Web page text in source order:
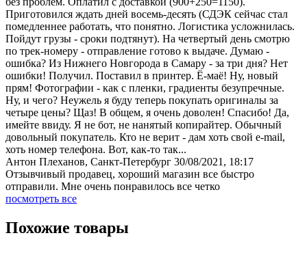
Приготовился ждать дней восемь-десять (СДЭК сейчас стал
помедленнее работать, что понятно. Логистика усложнилась.
Пойдут грузы - сроки подтянут). На четвертый день смотрю
по трек-номеру - отправление готово к выдаче. Думаю -
ошибка? Из Нижнего Новгорода в Самару - за три дня? Нет
ошибки! Получил. Поставил в принтер. Ё-маё! Ну, новый
прям! Фотографии - как с пленки, градиенты безупречные.
Ну, и чего? Неужель я буду теперь покупать оригиналы за
четыре цены? Щаз! В общем, я очень доволен! Спасибо! Да,
имейте ввиду. Я не бот, не нанятый копирайтер. Обычный
довольный покупатель. Кто не верит - дам хоть свой e-mail,
хоть номер телефона. Вот, как-то так...
Антон Плеханов, Санкт-Петербург 30/08/2021, 18:17
Отзывчивый продавец, хороший магазин все быстро
отправили. Мне очень понравилось все четко
посмотреть все
Похожие товары